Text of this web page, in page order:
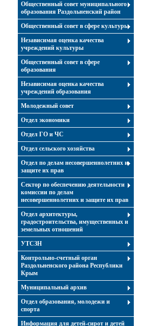
Общественный совет муниципального
образования Раздольненский район
Общественный совет в сфере культуры
Независимая оценка качества
учреждений культуры
Общественный совет в сфере
образования
Независимая оценка качества
учреждений образования
Молодежный совет
Отдел экономики
Отдел ГО и ЧС
Отдел сельского хозяйства
Отдел по делам несовершеннолетних и
защите их прав
Сектор по обеспечению деятельности
комиссии по делам
несовершеннолетних и защите их прав
Отдел архитектуры,
градостроительства, имущественных и
земельных отношений
УТСЗН
Контрольно-счетный орган
Раздольненского района Республики
Крым
Муниципальный архив
Отдел образования, молодежи и
спорта
Информация для детей-сирот и детей